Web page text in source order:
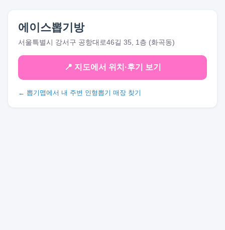
에이스뽑기방
서울특별시 강서구 공항대로46길 35, 1층 (화곡동)
📍 지도에서 위치·후기 보기
← 뽑기맵에서 내 주변 인형뽑기 매장 찾기